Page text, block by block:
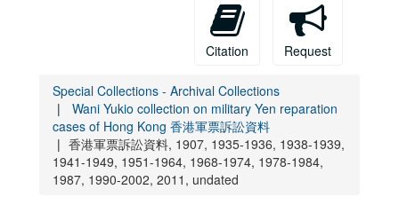
Citation Request
Special Collections - Archival Collections
Wani Yukio collection on military Yen reparation
cases of Hong Kong 香港軍票訴訟資料
香港軍票訴訟資料, 1907, 1935-1936, 1938-1939,
1941-1949, 1951-1964, 1968-1974, 1978-1984,
1987, 1990-2002, 2011, undated